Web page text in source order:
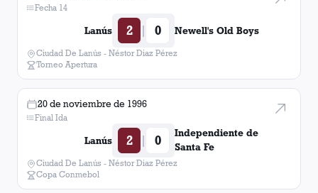
Fecha 14
Lanús 2 | 0 Newell's Old Boys
Ciudad De Lanús - Néstor Diaz Pérez
Torneo Apertura
20 de noviembre de 1996
Final Ida
Lanús 2 | 0
Independiente de
Santa Fe
Ciudad De Lanús - Néstor Diaz Pérez
Copa Conmebol